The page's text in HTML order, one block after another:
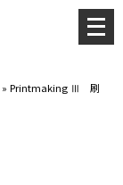
»Printmaking Ⅲ 刷
メ
ニ
ー